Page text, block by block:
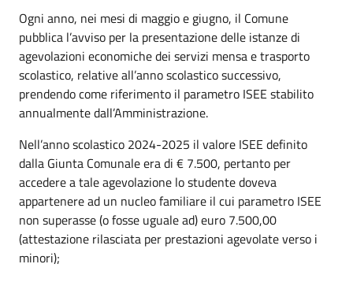
Ogni anno, nei mesi di maggio e giugno, il Comune
pubblica l’avviso per la presentazione delle istanze di
agevolazioni economiche dei servizi mensa e trasporto
scolastico, relative all’anno scolastico successivo,
prendendo come riferimento il parametro ISEE stabilito
annualmente dall’Amministrazione.
Nell’anno scolastico 2024-2025 il valore ISEE definito
dalla Giunta Comunale era di € 7.500, pertanto per
accedere a tale agevolazione lo studente doveva
appartenere ad un nucleo familiare il cui parametro ISEE
non superasse (o fosse uguale ad) euro 7.500,00
(attestazione rilasciata per prestazioni agevolate verso i
minori);